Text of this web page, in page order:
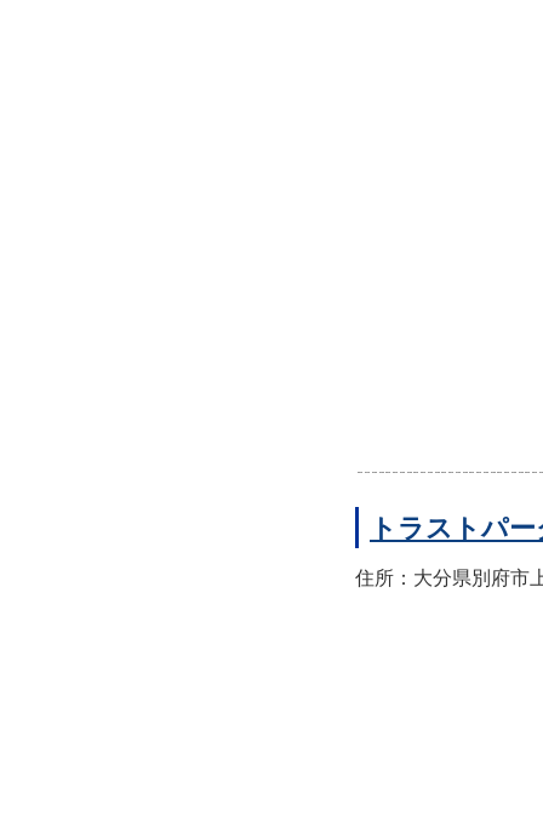
トラストパ
住所：大分県別府市